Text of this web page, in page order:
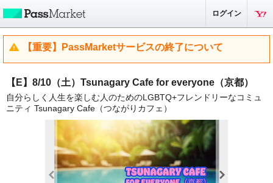
ログイン
【重要】PassMarketサービスの終了について
【E】8/10（土）Tsunagary Cafe for everyone（京都）
自分らしく人生を楽しむ人のためのLGBTQ+フレンドリーなコミュ
ニティ Tsunagary Cafe（つながりカフェ）